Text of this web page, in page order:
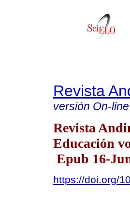
Revista
versión On-line
Revista
Educación
Epub 16-
https://doi.org/